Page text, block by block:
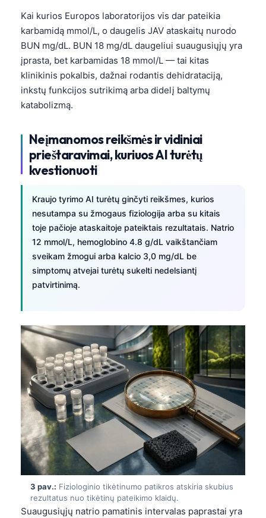
Kai kurios Europos laboratorijos vis dar pateikia
karbamidą mmol/L, o daugelis JAV ataskaitų nurodo
BUN mg/dL. BUN 18 mg/dL daugeliui suaugusiųjų yra
įprasta, bet karbamidas 18 mmol/L — tai kitas
klinikinis pokalbis, dažnai rodantis dehidrataciją,
inkstų funkcijos sutrikimą arba didelį baltymų
katabolizmą.
Neįmanomos reikšmės ir vidiniai
prieštaravimai, kuriuos AI turėtų
kvestionuoti
Kraujo tyrimo AI turėtų ginčyti reikšmes, kurios
nesutampa su žmogaus fiziologija arba su kitais
toje pačioje ataskaitoje pateiktais rezultatais. Natrio
12 mmol/L, hemoglobino 4.8 g/dL vaikštančiam
sveikam žmogui arba kalcio 3,0 mg/dL be
simptomų atvejai turėtų sukelti nedelsiantį
patvirtinimą.
3 pav.: Fiziologinio tikėtinumo patikros atskiria skubius
rezultatus nuo tikėtinų pateikimo klaidų.
Suaugusiųjų natrio pamatinis intervalas paprastai yra